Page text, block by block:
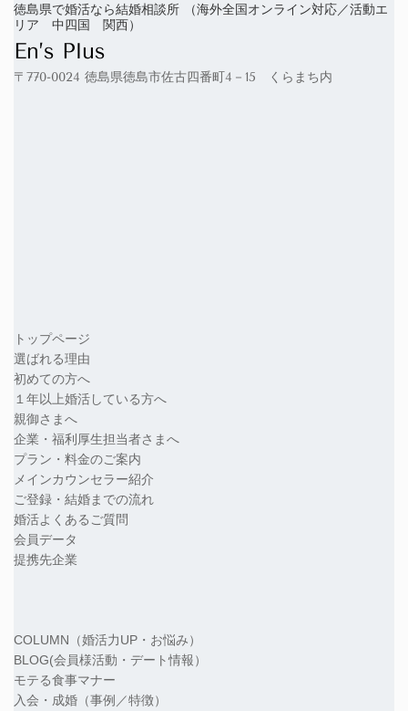
徳島県で婚活なら結婚相談所 （海外全国オンライン対応／活動エ
リア 中四国 関西）
En’s Plus
〒770-0024 徳島県徳島市佐古四番町4－15 くらまち内
トップページ
選ばれる理由
初めての方へ
１年以上婚活している方へ
親御さまへ
企業・福利厚生担当者さまへ
プラン・料金のご案内
メインカウンセラー紹介
ご登録・結婚までの流れ
婚活よくあるご質問
会員データ
提携先企業
COLUMN（婚活力UP・お悩み）
BLOG(会員様活動・デート情報）
モテる食事マナー
入会・成婚（事例／特徴）